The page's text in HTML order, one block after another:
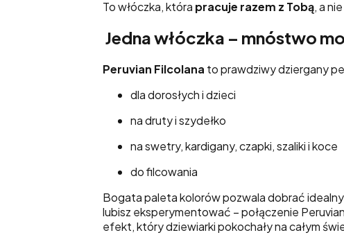
To włóczka, która pracuje razem z Tobą, a
Jedna włóczka – mnóstwo
Peruvian Filcolana to prawdziwy dziergany
dla dorosłych i dzieci
na druty i szydełko
na swetry, kardigany, czapki, szaliki i koce
do filcowania
Bogata paleta kolorów pozwala dobrać
lubisz eksperymentować – połączenie
efekt, który dziewiarki pokochały na całym